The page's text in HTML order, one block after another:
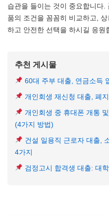
습관을 들이는 것이 중요합니다
품의 조건을 꼼꼼히 비교하고,
하고 안전한 선택을 하시길 응원
추천 게시물
60대 주부 대출, 연금소득
개인회생 재신청 대출, 폐
개인회생 중 휴대폰 개통
(4가지 방법)
건설 일용직 근로자 대출,
4가지
검정고시 합격생 대출: 대